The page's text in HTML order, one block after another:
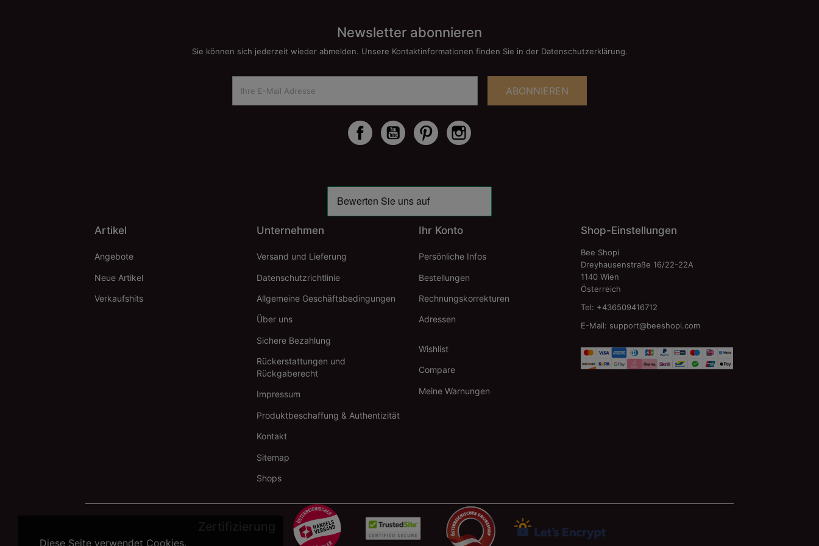
Newsletter abonnieren
Sie können sich jederzeit wieder abmelden. Unsere Kontaktinformationen finden Sie in der Datenschutzerklärung.
ABONNIEREN
Facebook YouTube Pinterest
Artikel
Angebote
Neue Artikel
Verkaufshits
Unternehmen
Versand und Lieferung
Datenschutzrichtlinie
Allgemeine Geschäftsbedingungen
Über uns
Sichere Bezahlung
Rückerstattungen und
Rückgaberecht
Impressum
Produktbeschaffung & Authentizität
Kontakt
Sitemap
Shops
Ihr Konto
Persönliche Infos
Bestellungen
Rechnungskorrekturen
Adressen
Wishlist
Compare
Meine Warnungen
Shop-Einstellungen
Bee Shopi
Dreyhausenstraße 16/22-22A
1140 Wien
Österreich
Tel: +436509416712
E-Mail: support@beeshopi.com
Diese Seite verwendet Cookies.